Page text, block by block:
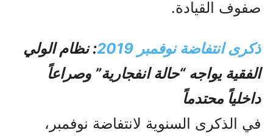
صفوف القيادة.
ذكرى انتفاضة نوفمبر 2019
: نظام الولي
الفقية يواجه “حالة انفجارية” وصراعاً
داخلياً محتدماً
في الذكرى السنوية لانتفاضة نوفمبر،